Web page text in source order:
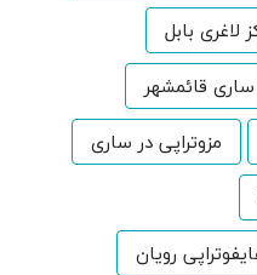
لاغری بابل
ساری قائمشهر
مزوتراپی در ساری
رویان